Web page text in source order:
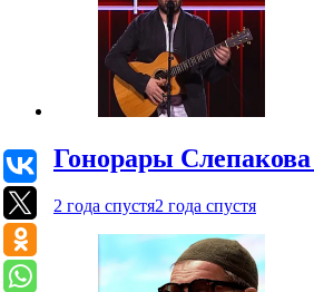
Гонорары Слепакова
2 года спустя2 года спустя